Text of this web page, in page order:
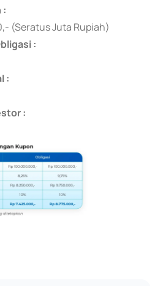
:
(Seratus Juta Rupiah)
:
:
: